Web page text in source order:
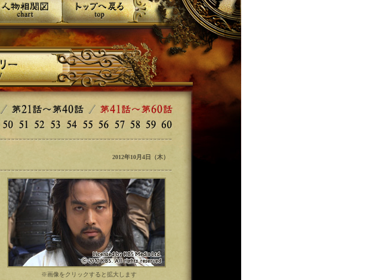
2012年10月4日（木）
※画像をクリックすると拡大します